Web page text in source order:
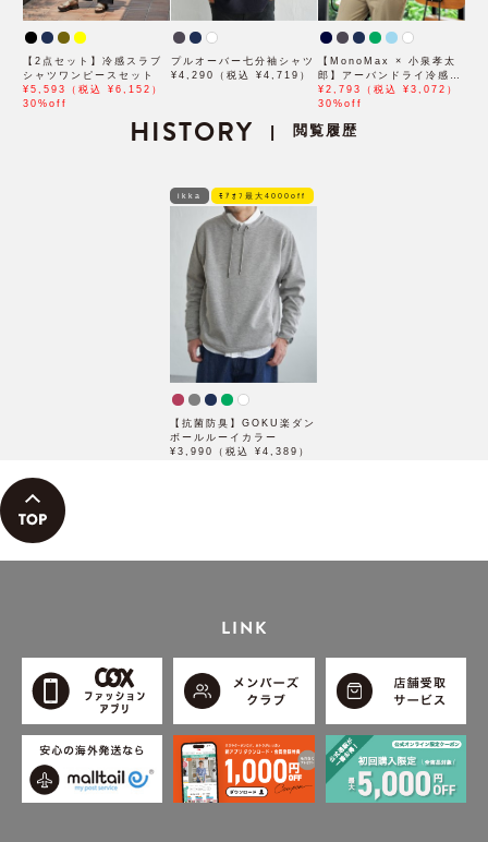
【2点セット】冷感スラブ
シャツワンピースセット
¥5,593（税込 ¥6,152）
30%off
プルオーバー七分袖シャツ
¥4,290（税込 ¥4,719）
【MonoMax × 小泉孝太
郎】アーバンドライ冷感ス
イスボタンダウンポロシャ
ツ「小泉孝太郎さん着用モ
¥2,793（税込 ¥3,072）
30%off
HISTORY | 閲覧履歴
ikka ﾓｱｵﾌ最大4000off
【抗菌防臭】GOKU楽ダン
ボールルーイカラー
¥3,990（税込 ¥4,389）
LINK